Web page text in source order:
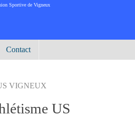
Sportive de Vigneux
Contact
VIGNEUX
US